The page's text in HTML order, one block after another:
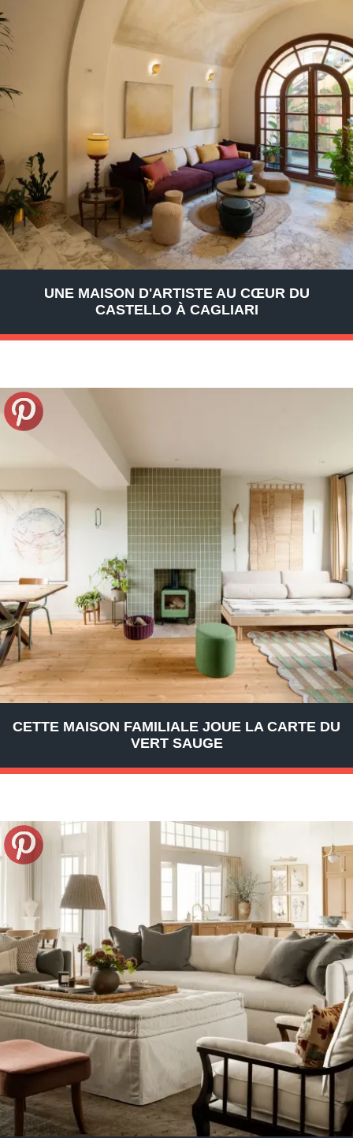
UNE MAISON D'ARTISTE AU CŒUR DU
CASTELLO À CAGLIARI
CETTE MAISON FAMILIALE JOUE LA CARTE DU
VERT SAUGE